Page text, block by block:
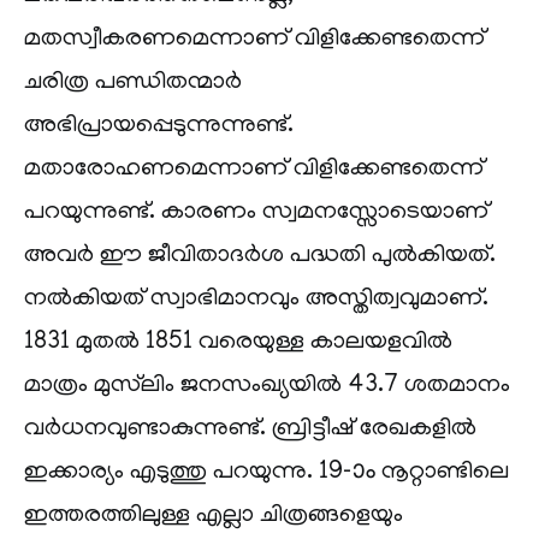
മതസ്വീകരണമെന്നാണ് വിളിക്കേണ്ടതെന്ന്
ചരിത്ര പണ്ഡിതന്മാർ
അഭിപ്രായപ്പെടുന്നുന്നുണ്ട്.
മതാരോഹണമെന്നാണ് വിളിക്കേണ്ടതെന്ന്
പറയുന്നുണ്ട്. കാരണം സ്വമനസ്സോടെയാണ്
അവർ ഈ ജീവിതാദർശ പദ്ധതി പുൽകിയത്.
നൽകിയത് സ്വാഭിമാനവും അസ്തിത്വവുമാണ്.
1831 മുതൽ 1851 വരെയുള്ള കാലയളവിൽ
മാത്രം മുസ്‌ലിം ജനസംഖ്യയിൽ 43.7 ശതമാനം
വർധനവുണ്ടാകുന്നുണ്ട്. ബ്രിട്ടീഷ് രേഖകളിൽ
ഇക്കാര്യം എടുത്തു പറയുന്നു. 19-ാം നൂറ്റാണ്ടിലെ
ഇത്തരത്തിലുള്ള എല്ലാ ചിത്രങ്ങളെയും